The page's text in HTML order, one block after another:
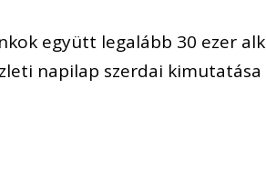
együtt legalább 30 ezer
napilap szerdai kimutatása